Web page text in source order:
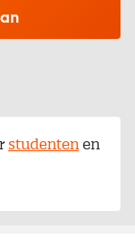
studenten en